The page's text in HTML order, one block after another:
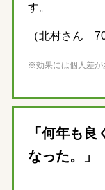
す。
（北村さん
※効果には個人差が
「何年も
なった。」